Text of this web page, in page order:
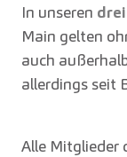
In unseren
Main gelten
auch
allerdings seit
Alle Mitglieder